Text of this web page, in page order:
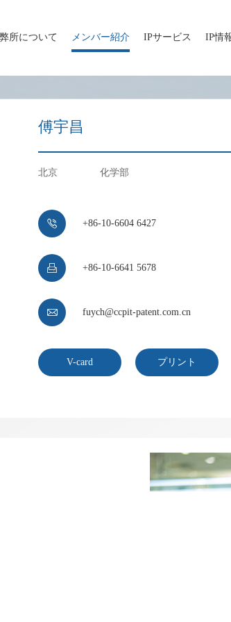
弊所について メンバー紹介 IPサービス IP情
傅宇昌
北京 化学部
 +86-10-6604 6427
 +86-10-6641 5678
 fuych@ccpit-patent.com.cn
V-card プリント